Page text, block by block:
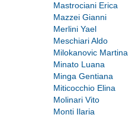
Mastrociani Erica
Mazzei Gianni
Merlini Yael
Meschiari Aldo
Milokanovic Martina
Minato Luana
Minga Gentiana
Miticocchio Elina
Molinari Vito
Monti Ilaria